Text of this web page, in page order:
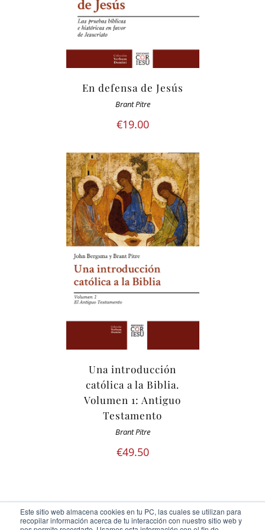
Este sitio web almacena cookies en tu PC, las cuales se utilizan para
recopilar información acerca de tu interacción con nuestro sitio web y
En defensa de Jesús
Brant Pitre
€19.00
Una introducción
católica a la Biblia.
Volumen 1: Antiguo
Testamento
Brant Pitre
€49.50